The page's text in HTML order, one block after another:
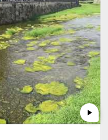
play_arrow